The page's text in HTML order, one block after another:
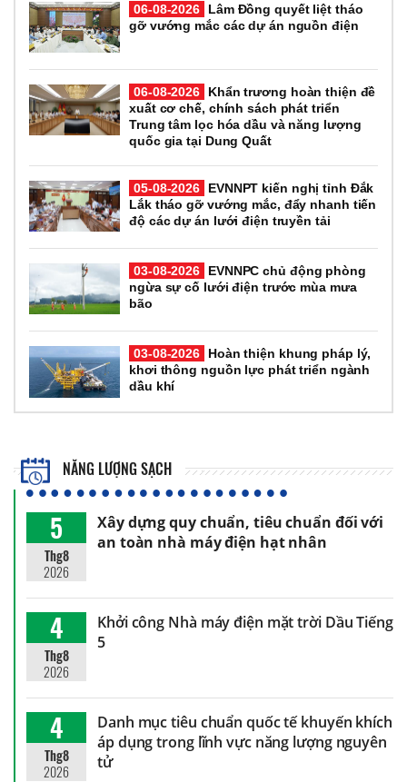
06-08-2026
Lâm Đồng quyết liệt tháo
gỡ vướng mắc các dự án nguồn điện
06-08-2026
Khẩn trương hoàn thiện đề
xuất cơ chế, chính sách phát triển
Trung tâm lọc hóa dầu và năng lượng
quốc gia tại Dung Quất
05-08-2026
EVNNPT kiến nghị tỉnh Đắk
Lắk tháo gỡ vướng mắc, đẩy nhanh tiến
độ các dự án lưới điện truyền tải
03-08-2026
EVNNPC chủ động phòng
ngừa sự cố lưới điện trước mùa mưa
bão
03-08-2026
Hoàn thiện khung pháp lý,
khơi thông nguồn lực phát triển ngành
dầu khí
NĂNG LƯỢNG SẠCH
5
Thg8
2026
Xây dựng quy chuẩn, tiêu chuẩn đối với
an toàn nhà máy điện hạt nhân
4
Thg8
2026
Khởi công Nhà máy điện mặt trời Dầu Tiếng
5
4
Thg8
2026
Danh mục tiêu chuẩn quốc tế khuyến khích
áp dụng trong lĩnh vực năng lượng nguyên
tử